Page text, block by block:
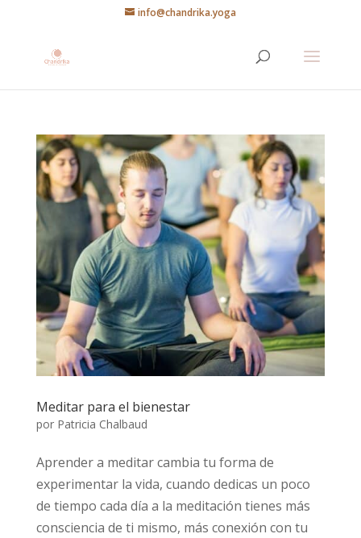
info@chandrika.yoga
Meditar para el bienestar
por Patricia Chalbaud
Aprender a meditar cambia tu forma de
experimentar la vida, cuando dedicas un poco
de tiempo cada día a la meditación tienes más
consciencia de ti mismo, más conexión con tu